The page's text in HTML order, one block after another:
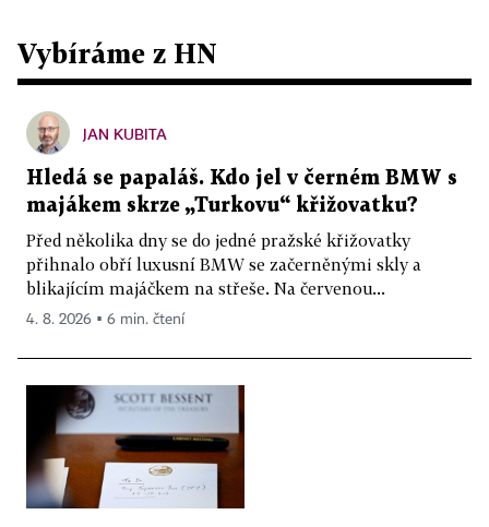
Vybíráme z HN
JAN KUBITA
Hledá se papaláš. Kdo jel v černém BMW s
majákem skrze „Turkovu“ křižovatku?
Před několika dny se do jedné pražské křižovatky
přihnalo obří luxusní BMW se začerněnými skly a
blikajícím majáčkem na střeše. Na červenou...
4. 8. 2026 ▪ 6 min. čtení